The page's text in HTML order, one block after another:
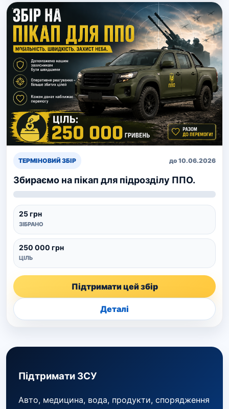
ТЕРМІНОВИЙ ЗБІР до 10.06.2026
Збираємо на пікап для підрозділу ППО.
25 грн
ЗІБРАНО
250 000 грн
ЦІЛЬ
Підтримати цей збір
Деталі
Підтримати ЗСУ
Авто, медицина, вода, продукти, спорядження